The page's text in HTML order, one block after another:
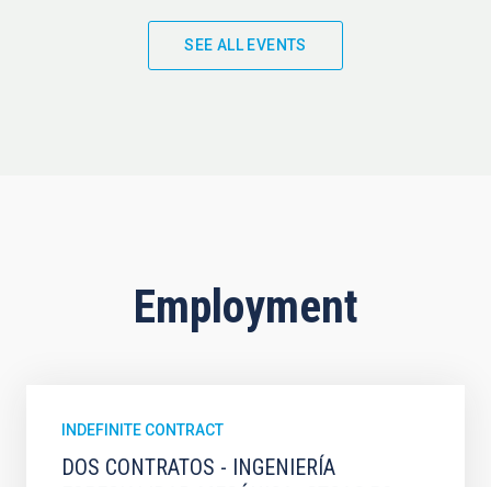
SEE ALL EVENTS
Employment
INDEFINITE CONTRACT
DOS CONTRATOS - INGENIERÍA